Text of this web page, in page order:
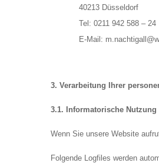
40213 Düsseldorf
Tel: 0211 942 588 – 24
E-Mail:
3. Verarbeitung Ihrer
3.1. Informatorische Nutzung
Wenn Sie unsere Website
Folgende Logfiles werden